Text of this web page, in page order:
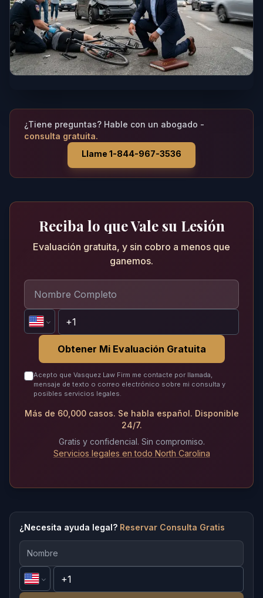
¿Tiene preguntas? Hable con un abogado -
consulta gratuita.
Llame 1-844-967-3536
Reciba lo que Vale su Lesión
Evaluación gratuita, y sin cobro a menos que
ganemos.
Obtener Mi Evaluación Gratuita
Acepto que Vasquez Law Firm me contacte por llamada,
mensaje de texto o correo electrónico sobre mi consulta y
posibles servicios legales.
Más de 60,000 casos. Se habla español. Disponible
24/7.
Gratis y confidencial. Sin compromiso.
Servicios legales en todo North Carolina
¿Necesita ayuda legal? Reservar Consulta Gratis